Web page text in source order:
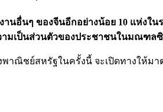
อื่นๆ ของจีนอีกอย่างน้อย 10 แห่งใ
มเป็นส่วนตัวของประชาชนในมณฑลซิ
าณิชย์สหรัฐในครั้งนี้ จะเปิดทางให้